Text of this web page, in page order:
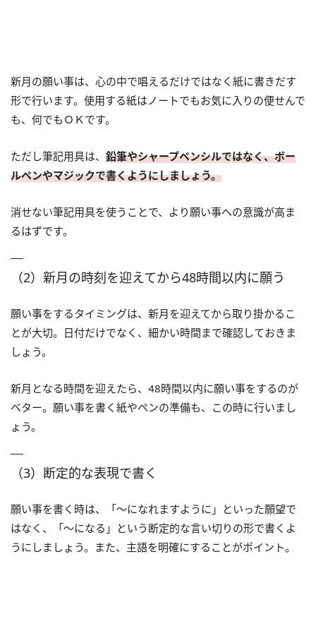
新月の願い事は、心の中で唱えるだけではなく紙に書きだす
形で行います。使用する紙はノートでもお気に入りの便せんで
も、何でもＯＫです。
ただし筆記用具は、 鉛筆やシャープペンシルではなく、ボー
ルペンやマジックで書くようにしましょう。
消せない筆記用具を使うことで、より願い事への意識が高ま
るはずです。
（2）新月の時刻を迎えてから48時間以内に願う
願い事をするタイミングは、新月を迎えてから取り掛かるこ
とが大切。日付だけでなく、細かい時間まで確認しておきま
しょう。
新月となる時間を迎えたら、48時間以内に願い事をするのが
ベター。願い事を書く紙やペンの準備も、この時に行いまし
ょう。
（3）断定的な表現で書く
願い事を書く時は、「～になれますように」といった願望で
はなく、「～になる」という断定的な言い切りの形で書くよ
うにしましょう。また、主語を明確にすることがポイント。